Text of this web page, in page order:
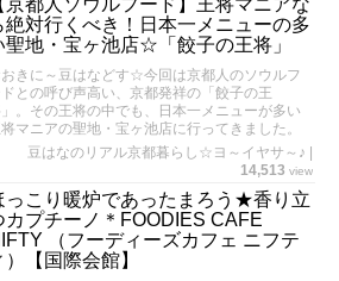
京都人ソウルフード】王将マニアな
絶対行くべき！日本一メニューの多
聖地・宝ヶ池店☆「餃子の王将」
おきに～豆はなどす☆今回は京都人のソウルフ
との呼び声高い、京都発祥の「餃子の王
。その王将の中でも、日本一メニューが多い
マニアの聖地・宝ヶ池店に行ってきました。
豆はなのリアル京都暮らし☆ヨ～イヤサ～♪
14,513 view
っこり暖炉であったまろう★香り立
カプチーノ＊FOODIES CAFE
（フーディーズカフェ ニフテ
）【国際会館】